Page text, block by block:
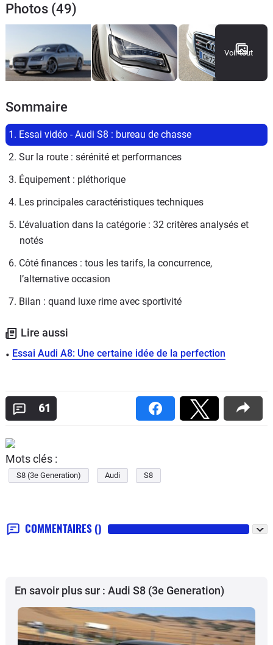
Photos (49)
Voir tout
Sommaire
1. Essai vidéo - Audi S8 : bureau de chasse
2. Sur la route : sérénité et performances
3. Équipement : pléthorique
4. Les principales caractéristiques techniques
5. L’évaluation dans la catégorie : 32 critères analysés et
notés
6. Côté finances : tous les tarifs, la concurrence,
l’alternative occasion
7. Bilan : quand luxe rime avec sportivité
Lire aussi
Essai Audi A8: Une certaine idée de la perfection
61
Mots clés :
S8 (3e Generation) Audi S8
COMMENTAIRES ()
En savoir plus sur : Audi S8 (3e Generation)